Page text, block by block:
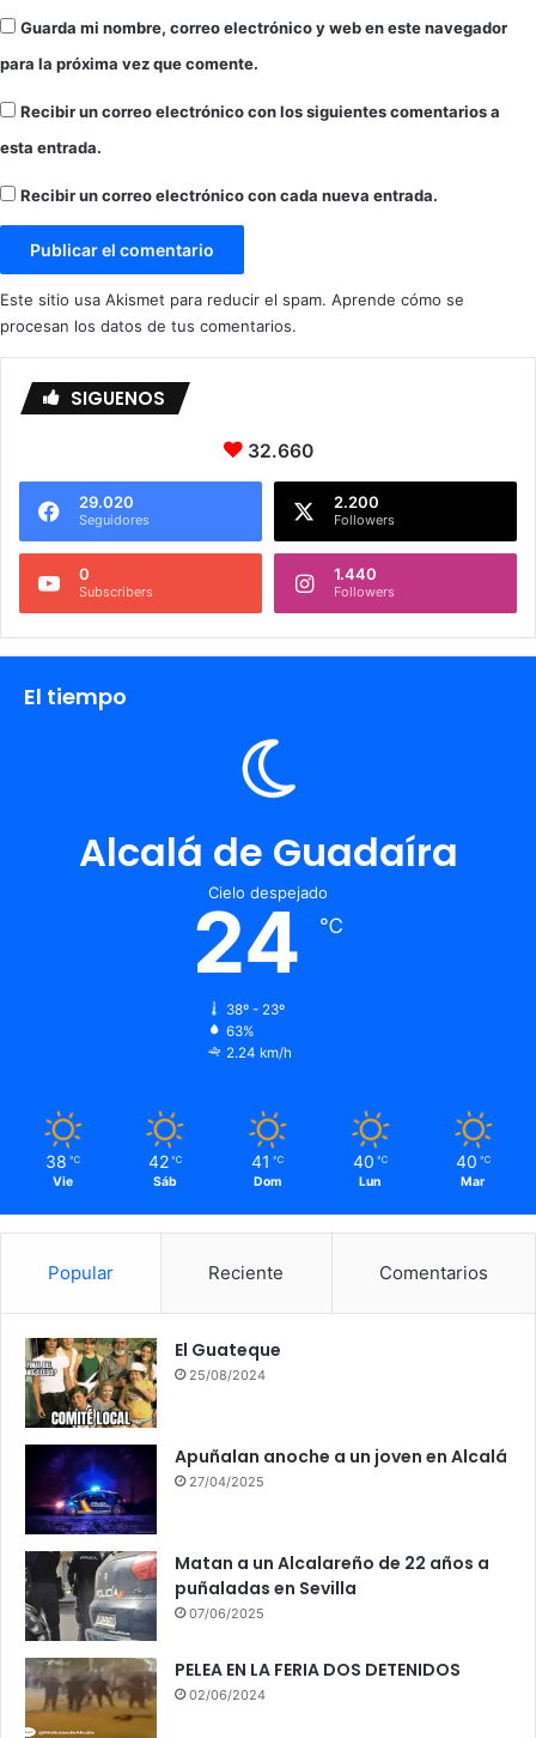
a
d
r
e
p
t
e
l
d
u
v
n
Guarda mi nombre, correo electrónico y web en este navegador
para la próxima vez que comente.
Recibir un correo electrónico con los siguientes comentarios a
esta entrada.
Recibir un correo electrónico con cada nueva entrada.
Este sitio usa Akismet para reducir el spam. Aprende cómo se
procesan los datos de tus comentarios.
SIGUENOS
32.660
29.020
Seguidores
2.200
Followers
0
Subscribers
1.440
Followers
El tiempo
Alcalá de Guadaíra
Cielo despejado
24 ℃
38º - 23º
63%
2.24 km/h
38 ℃
Vie
42 ℃
Sáb
41 ℃
Dom
40 ℃
Lun
40 ℃
Mar
Popular Reciente Comentarios
El Guateque
25/08/2024
Apuñalan anoche a un joven en Alcalá
27/04/2025
Matan a un Alcalareño de 22 años a
puñaladas en Sevilla
07/06/2025
PELEA EN LA FERIA DOS DETENIDOS
02/06/2024